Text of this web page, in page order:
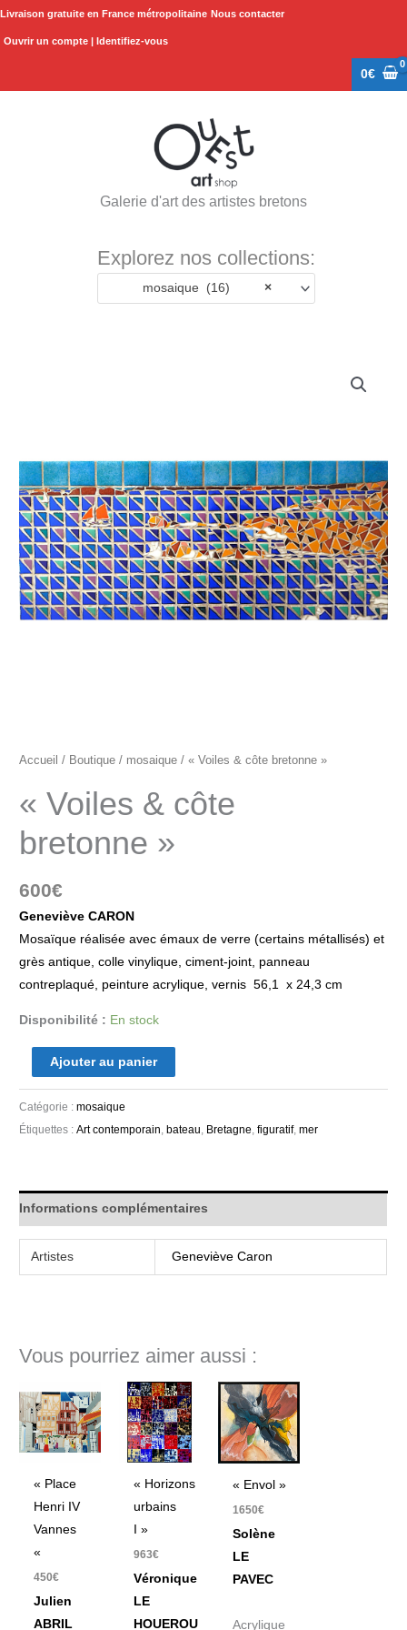
Aller
Livraison gratuite en France métropolitaine Nous contacter
Ouvrir un compte | Identifiez-vous
0€
Galerie d'art des artistes bretons
Explorez nos collections:
×
mosaique (16)
Accueil / Boutique / mosaique / « Voiles & côte bretonne »
« Voiles & côte
bretonne »
600€
Geneviève CARON
Mosaïque réalisée avec émaux de verre (certains métallisés) et
grès antique, colle vinylique, ciment-joint, panneau
contreplaqué, peinture acrylique, vernis 56,1 x 24,3 cm
Disponibilité : En stock
bretonne"
Ajouter au panier
Catégorie :mosaique
Étiquettes :Art contemporain ,bateau Bretagne ,figuratif,mer
Informations complémentaires
Artistes Geneviève Caron
Vous pourriez aimer aussi :
« Place
Henri IV
Vannes
«
450€
Julien
ABRIL
« Horizons
urbains
I »
963€
Véronique
LE
HOUEROU
« Envol »
1650€
Solène
LE
PAVEC
Acrylique